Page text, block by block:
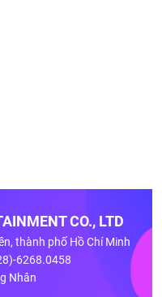
CO., LTD
thành phố Hồ Chí Minh
6268.0458
Nhân